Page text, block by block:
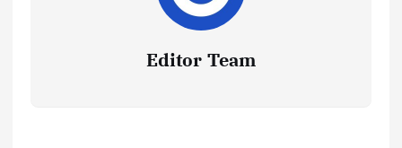
Editor Team